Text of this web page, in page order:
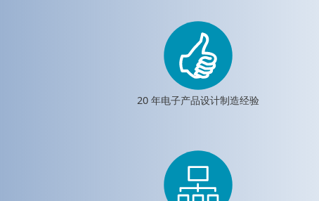
20 年电子产品设计制造经验